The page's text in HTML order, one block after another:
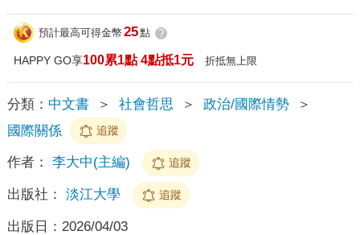
預計最高可得金幣 25點 ?
HAPPY GO享100累1點 4點抵1元 折抵無上限
分類： 中文書 ＞ 社會哲思 ＞ 政治/國際情勢
＞
國際關係
追蹤
作者： 李大中(主編) 追蹤
出版社： 淡江大學 追蹤
出版日： 2026/04/03